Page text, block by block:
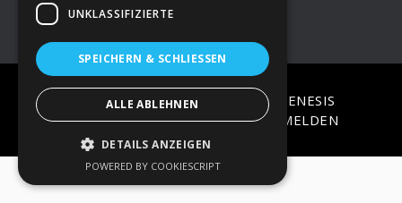
COPYRIGHT © 2026 · ON
GENESIS
FRAMEWORK·WORDPRESS·ANMELDEN
UNKLASSIFIZIERTE
SPEICHERN & SCHLIESSEN
ALLE ABLEHNEN
DETAILS ANZEIGEN
POWERED BY COOKIESCRIPT